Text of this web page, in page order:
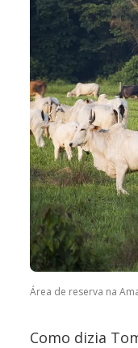
Área de reserva na
Como dizia